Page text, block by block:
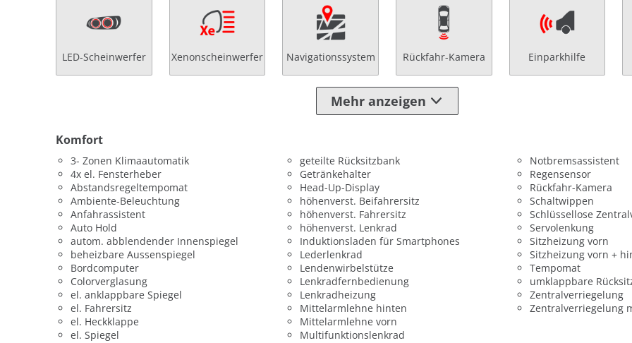
LED-Scheinwerfer Xenonscheinwerfer Navigationssystem Rückfahr-Kamera Einparkhilfe
Mehr anzeigen
Komfort
3- Zonen Klimaautomatik
4x el. Fensterheber
Abstandsregeltempomat
Ambiente-Beleuchtung
Anfahrassistent
Auto Hold
autom. abblendender Innenspiegel
beheizbare Aussenspiegel
Bordcomputer
Colorverglasung
el. anklappbare Spiegel
el. Fahrersitz
el. Heckklappe
el. Spiegel
geteilte Rücksitzbank
Getränkehalter
Head-Up-Display
höhenverst. Beifahrersitz
höhenverst. Fahrersitz
höhenverst. Lenkrad
Induktionsladen für Smartphones
Lederlenkrad
Lendenwirbelstütze
Lenkradfernbedienung
Lenkradheizung
Mittelarmlehne hinten
Mittelarmlehne vorn
Multifunktionslenkrad
Notbremsassistent
Regensensor
Rückfahr-Kamera
Schaltwippen
Schlüssellose
Servolenkung
Sitzheizung vorn
Sitzheizung vorn +
Tempomat
umklappbare
Zentralverriegelung
Zentralverriegelung